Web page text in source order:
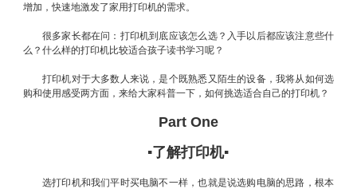
增加，快速地激发了家用打印机的需求。
很多家长都在问：打印机到底应该怎么选？入手以后都应该注意些什
么？什么样的打印机比较适合孩子读书学习呢？
打印机对于大多数人来说，是个既熟悉又陌生的设备，我将从如何选
购和使用感受两方面，来给大家科普一下，如何挑选适合自己的打印机？
Part One
▪了解打印机▪
选打印机和我们平时买电脑不一样，也就是说选购电脑的思路，根本